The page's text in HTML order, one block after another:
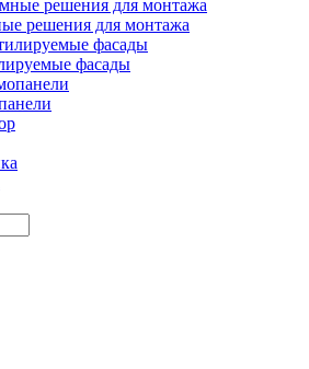
решения для монтажа
фасады